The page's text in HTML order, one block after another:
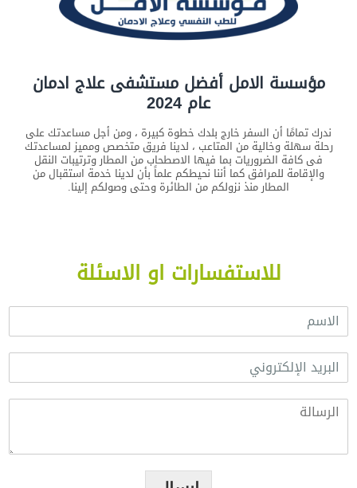
مؤسسة الامل أفضل مستشفى علاج ادمان
عام 2024
ندرك تمامًا أن السفر خارج بلدك خطوة كبيرة ، ومن أجل مساعدتك على
رحلة سهلة وخالية من المتاعب ، لدينا فريق متخصص ومميز لمساعدتك
فى كافة الضروريات بما فيها الاصطحاب من المطار وترتيبات النقل
والإقامة للمرافق كما أننا نحيطكم علماً بأن لدينا خدمة استقبال من
المطار منذ نزولكم من الطائرة وحتى وصولكم إلينا.
للاستفسارات او الاسئلة
ا
ا
س
م
*
ا
ب
ر
ا
ا
س